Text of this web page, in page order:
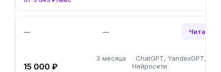
15 000 ₽
3 месяца
ChatGPT, YandexGPT,
Нейросети
— — Читать